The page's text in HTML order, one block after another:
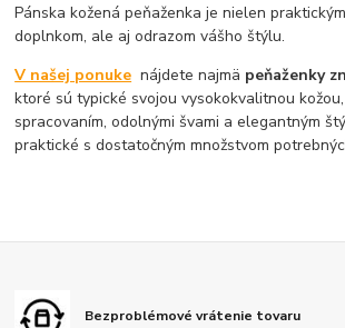
Pánska kožená peňaženka je nielen
doplnkom, ale aj odrazom vášho štýlu.
V našej ponuke nájdete najmä peňaženky
ktoré sú typické svojou vysokokvalitnou
spracovaním, odolnými švami a elegantným
praktické s dostatočným množstvom
Bezproblémové vrátenie tovaru